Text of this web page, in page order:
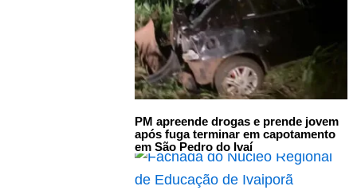
PM apreende drogas e prende jovem
após fuga terminar em capotamento
em São Pedro do Ivaí